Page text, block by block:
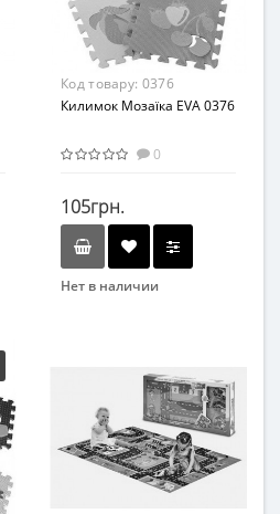
Материал
Комбинированный
Код товару: 0376
Килимок Мозаїка EVA 0376
0
105грн.
Нет в наличии
Возрастная группа
От 3 месяцев